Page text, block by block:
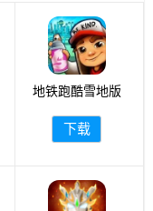
地铁跑酷雪地版
下载